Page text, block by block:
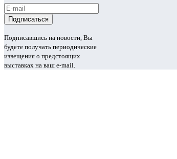
Подписавшись на новости, Вы
будете получать периодические
извещения о предстоящих
выставках на ваш e-mail.